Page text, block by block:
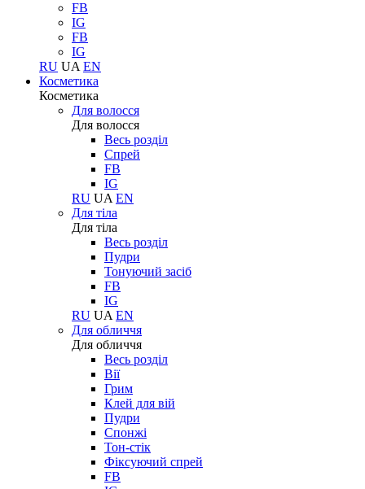
FB
IG
FB
IG
RU UA EN
Косметика
Косметика
Для волосся
Для волосся
Весь розділ
Спрей
FB
IG
RU UA EN
Для тіла
Для тіла
Весь розділ
Пудри
Тонуючий засіб
FB
IG
RU UA EN
Для обличчя
Для обличчя
Весь розділ
Вії
Грим
Клей для вій
Пудри
Спонжі
Тон-стік
Фіксуючий спрей
FB